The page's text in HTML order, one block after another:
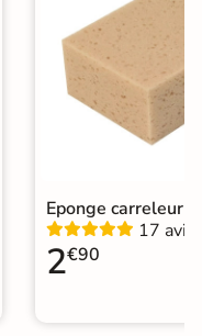
Eponge carreleur
17 avis
2€90